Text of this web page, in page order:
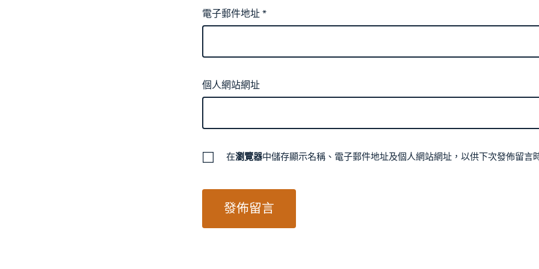
電子郵件地址*
個人網站網址
在瀏覽器中儲存顯示名稱、電子郵件地址及個人網站網址，以供下次發佈留言